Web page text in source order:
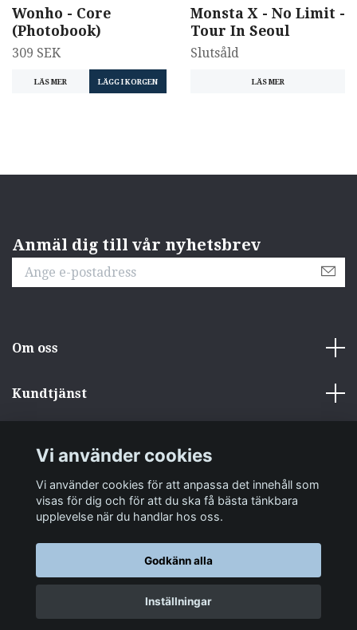
Wonho - Core
(Photobook)
309 SEK
LÄS MER LÄGG I KORGEN
Monsta X - No Limit -
Tour In Seoul
Slutsåld
LÄS MER
Anmäl dig till vår nyhetsbrev
Om oss
Kundtjänst
Sociala medier
© 2026 zakkastore.se
Vi använder cookies
Vi använder cookies för att anpassa det innehåll som
visas för dig och för att du ska få bästa tänkbara
upplevelse när du handlar hos oss.
Godkänn alla
Inställningar